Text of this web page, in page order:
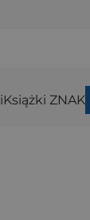
Książki ZNAK